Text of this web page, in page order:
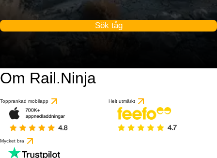
Sök tåg
Om Rail.Ninja
Topprankad mobilapp Helt utmärkt
Mycket bra